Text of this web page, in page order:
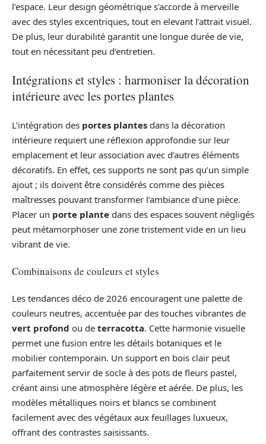
l’espace. Leur design géométrique s’accorde à merveille
avec des styles excentriques, tout en elevant l’attrait visuel.
De plus, leur durabilité garantit une longue durée de vie,
tout en nécessitant peu d’entretien.
Intégrations et styles : harmoniser la décoration
intérieure avec les portes plantes
L’intégration des portes plantes dans la décoration
intérieure requiert une réflexion approfondie sur leur
emplacement et leur association avec d’autres éléments
décoratifs. En effet, ces supports ne sont pas qu’un simple
ajout ; ils doivent être considérés comme des pièces
maîtresses pouvant transformer l’ambiance d’une pièce.
Placer un porte plante dans des espaces souvent négligés
peut métamorphoser une zone tristement vide en un lieu
vibrant de vie.
Combinaisons de couleurs et styles
Les tendances déco de 2026 encouragent une palette de
couleurs neutres, accentuée par des touches vibrantes de
vert profond ou de terracotta. Cette harmonie visuelle
permet une fusion entre les détails botaniques et le
mobilier contemporain. Un support en bois clair peut
parfaitement servir de socle à des pots de fleurs pastel,
créant ainsi une atmosphère légère et aérée. De plus, les
modèles métalliques noirs et blancs se combinent
facilement avec des végétaux aux feuillages luxueux,
offrant des contrastes saisissants.